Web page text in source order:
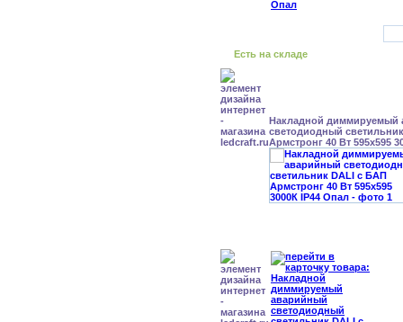
Есть на складе
Накладной диммируемый
светодиодный
Армстронг 40 Вт 595x595